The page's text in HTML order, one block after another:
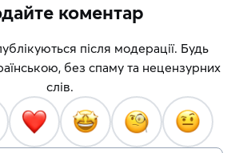
коментар
після модерації. Будь
без спаму та нецензурних
слів.